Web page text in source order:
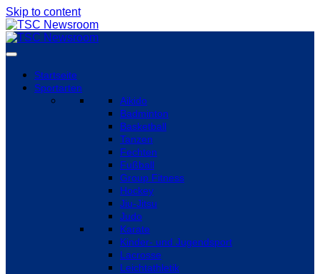
Skip to content
Startseite
Sportarten
Aikido
Badminton
Basketball
Tanzen
Fechten
Fußball
Group Fitness
Hockey
Jiu-Jitsu
Judo
Karate
Kinder- und Jugendsport
Lacrosse
Leichtathletik